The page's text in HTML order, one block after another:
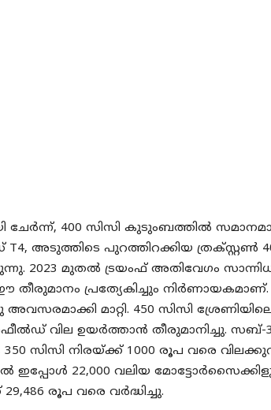
400 സിസി കുടുംബത്തിൽ
T4, അടുത്തിടെ പുറത്തിറക്കിയ ത്രക്സ്റ്റൺ
2023 മുതൽ ട്രയംഫ് അതിവേഗം
ഈ തീരുമാനം പ്രത്യേകിച്ചും
മാറ്റി. 450 സിസി
വില ഉയർത്താൻ തീരുമാനിച്ചു. സബ്-
സിസി നിരയ്ക്ക് 1000 രൂപ വരെ
ഇപ്പോൾ 22,000 വലിയ
രൂപ വരെ വർദ്ധിച്ചു.